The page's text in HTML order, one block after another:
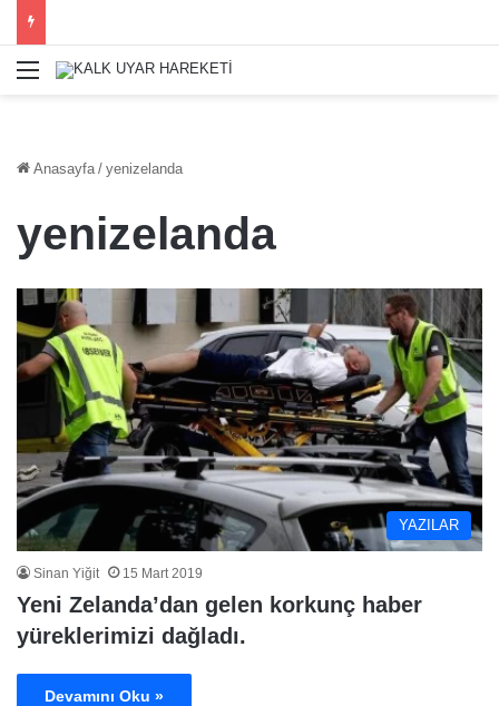
Menü
Anasayfa / yenizelanda
yenizelanda
YAZILAR
Sinan Yiğit 15 Mart 2019
Yeni Zelanda’dan gelen korkunç haber
yüreklerimizi dağladı.
Devamını Oku »